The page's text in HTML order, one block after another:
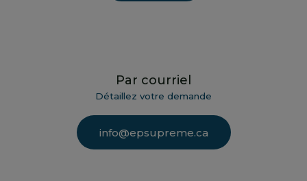
Par courriel
Détaillez votre demande
info@epsupreme.ca